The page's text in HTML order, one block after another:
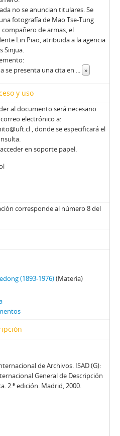
no se anuncian titulares. Se
fotografía de Mao Tse-Tung
de armas, el
Lin Piao, atribuida a la agencia
Sinjua.
se presenta una cita en ... »
y uso
al documento será necesario
electrónico a:
, donde se especificará el
en soporte papel.
corresponde al número 8 del
(1893-1976)(Materia)
de Archivos. ISAD (G):
General de Descripción
2.ª edición. Madrid, 2000.